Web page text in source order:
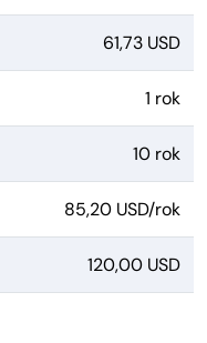
61,73 USD
1 rok
10 rok
85,20 USD/rok
120,00 USD